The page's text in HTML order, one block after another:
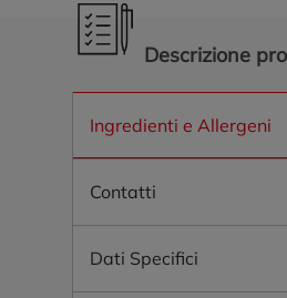
Descrizione
Ingredienti e Allergeni
Contatti
Dati Specifici